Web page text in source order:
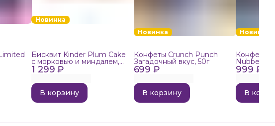
Новинка
1 299 ₽
Бисквит Kinder Plum Cake
с морковью и миндалем,
192г
В корзину
Новинка
699 ₽
Конфеты Crunch Punch
Загадочный вкус, 50г
В корзину
Новинка
999 ₽
Конфеты
Nubbee
В